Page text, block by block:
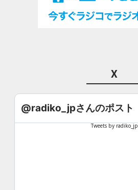
X
@radiko_jpさんのポスト
Tweets by radiko_jp